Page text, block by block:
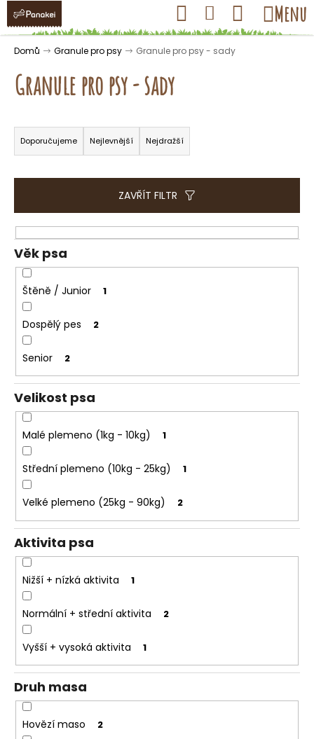
Přejít
obsah
Hledat Přihlášení
Nákupní
košík
Menu
Domů Granule pro psy Granule pro psy - sady
Granule pro psy - sady
Ř
a
z
e
í
p
r
o
d
u
k
ů
Doporučujeme Nejlevnější Nejdražší
ZAVŘÍT FILTR
Věk psa
Štěně / Junior 1
Dospělý pes 2
Senior 2
Velikost psa
Malé plemeno (1kg - 10kg) 1
Střední plemeno (10kg - 25kg) 1
Velké plemeno (25kg - 90kg) 2
Aktivita psa
Nižší + nízká aktivita 1
Normální + střední aktivita 2
Vyšší + vysoká aktivita 1
Druh masa
Hovězí maso 2
K
o Zpět
Zpět
C
o
t
ř
e
b
u
e
e
n
a
j
?
D
o
p
o
u
č
u